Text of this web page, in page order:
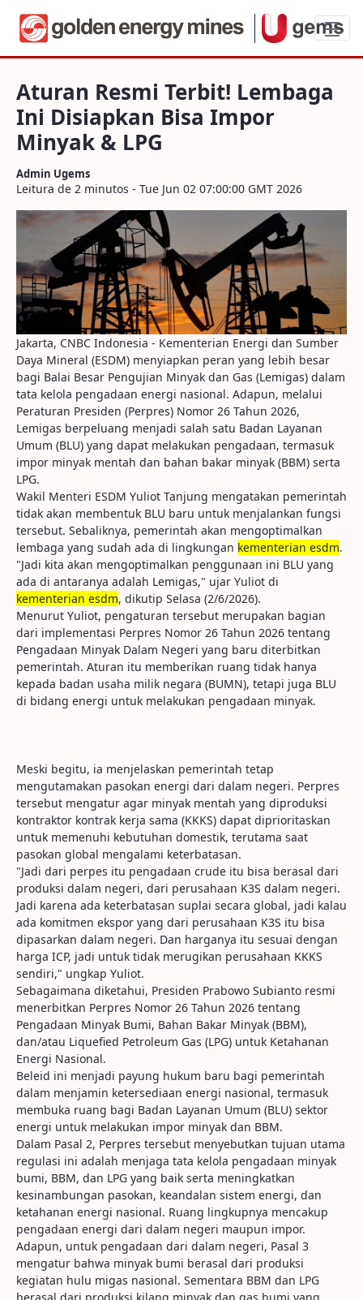
Aturan Resmi Terbit! Lembaga Ini
Aturan Resmi Terbit! Lembaga
Ini Disiapkan Bisa Impor
Minyak & LPG
Admin Ugems
Leitura de 2 minutos - Tue Jun 02 07:00:00 GMT 2026
Jakarta, CNBC Indonesia - Kementerian Energi dan Sumber
Daya Mineral (ESDM) menyiapkan peran yang lebih besar
bagi Balai Besar Pengujian Minyak dan Gas (Lemigas) dalam
tata kelola pengadaan energi nasional. Adapun, melalui
Peraturan Presiden (Perpres) Nomor 26 Tahun 2026,
Lemigas berpeluang menjadi salah satu Badan Layanan
Umum (BLU) yang dapat melakukan pengadaan, termasuk
impor minyak mentah dan bahan bakar minyak (BBM) serta
LPG.
Wakil Menteri ESDM Yuliot Tanjung mengatakan pemerintah
tidak akan membentuk BLU baru untuk menjalankan fungsi
tersebut. Sebaliknya, pemerintah akan mengoptimalkan
lembaga yang sudah ada di lingkungan kementerian esdm.
"Jadi kita akan mengoptimalkan penggunaan ini BLU yang
ada di antaranya adalah Lemigas," ujar Yuliot di
kementerian esdm, dikutip Selasa (2/6/2026).
Menurut Yuliot, pengaturan tersebut merupakan bagian
dari implementasi Perpres Nomor 26 Tahun 2026 tentang
Pengadaan Minyak Dalam Negeri yang baru diterbitkan
pemerintah. Aturan itu memberikan ruang tidak hanya
kepada badan usaha milik negara (BUMN), tetapi juga BLU
di bidang energi untuk melakukan pengadaan minyak.
Meski begitu, ia menjelaskan pemerintah tetap
mengutamakan pasokan energi dari dalam negeri. Perpres
tersebut mengatur agar minyak mentah yang diproduksi
kontraktor kontrak kerja sama (KKKS) dapat diprioritaskan
untuk memenuhi kebutuhan domestik, terutama saat
pasokan global mengalami keterbatasan.
"Jadi dari perpes itu pengadaan crude itu bisa berasal dari
produksi dalam negeri, dari perusahaan K3S dalam negeri.
Jadi karena ada keterbatasan suplai secara global, jadi kalau
ada komitmen ekspor yang dari perusahaan K3S itu bisa
dipasarkan dalam negeri. Dan harganya itu sesuai dengan
harga ICP, jadi untuk tidak merugikan perusahaan KKKS
sendiri," ungkap Yuliot.
Sebagaimana diketahui, Presiden Prabowo Subianto resmi
menerbitkan Perpres Nomor 26 Tahun 2026 tentang
Pengadaan Minyak Bumi, Bahan Bakar Minyak (BBM),
dan/atau Liquefied Petroleum Gas (LPG) untuk Ketahanan
Energi Nasional.
Beleid ini menjadi payung hukum baru bagi pemerintah
dalam menjamin ketersediaan energi nasional, termasuk
membuka ruang bagi Badan Layanan Umum (BLU) sektor
energi untuk melakukan impor minyak dan BBM.
Dalam Pasal 2, Perpres tersebut menyebutkan tujuan utama
regulasi ini adalah menjaga tata kelola pengadaan minyak
bumi, BBM, dan LPG yang baik serta meningkatkan
kesinambungan pasokan, keandalan sistem energi, dan
ketahanan energi nasional. Ruang lingkupnya mencakup
pengadaan energi dari dalam negeri maupun impor.
Adapun, untuk pengadaan dari dalam negeri, Pasal 3
mengatur bahwa minyak bumi berasal dari produksi
kegiatan hulu migas nasional. Sementara BBM dan LPG